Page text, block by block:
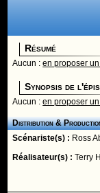
Résumé
Aucun :en proposer
Synopsis de
Aucun :en proposer
Distribution &
Scénariste(s) : Ross
Réalisateur(s) :Terry